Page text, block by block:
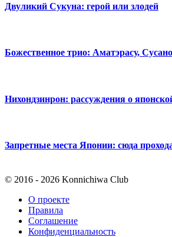
Двуликий Сукуна: герой или злодей
Божественное трио: Аматэрасу,
Нихондзинрон: рассуждения о
Запретные места Японии: сюда
© 2016 - 2026 Konnichiwa Club
О проекте
Правила
Соглашение
Конфиденциальность